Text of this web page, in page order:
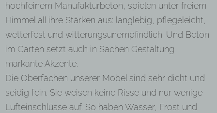
hochfeinem Manufakturbeton, spielen unter freiem
Himmel all ihre Stärken aus: langlebig, pflegeleicht,
wetterfest und witterungsunempfindlich. Und Beton
im Garten setzt auch in Sachen Gestaltung
markante Akzente.
Die Oberfächen unserer Möbel sind sehr dicht und
seidig fein. Sie weisen keine Risse und nur wenige
Lufteinschlüsse auf. So haben Wasser, Frost und